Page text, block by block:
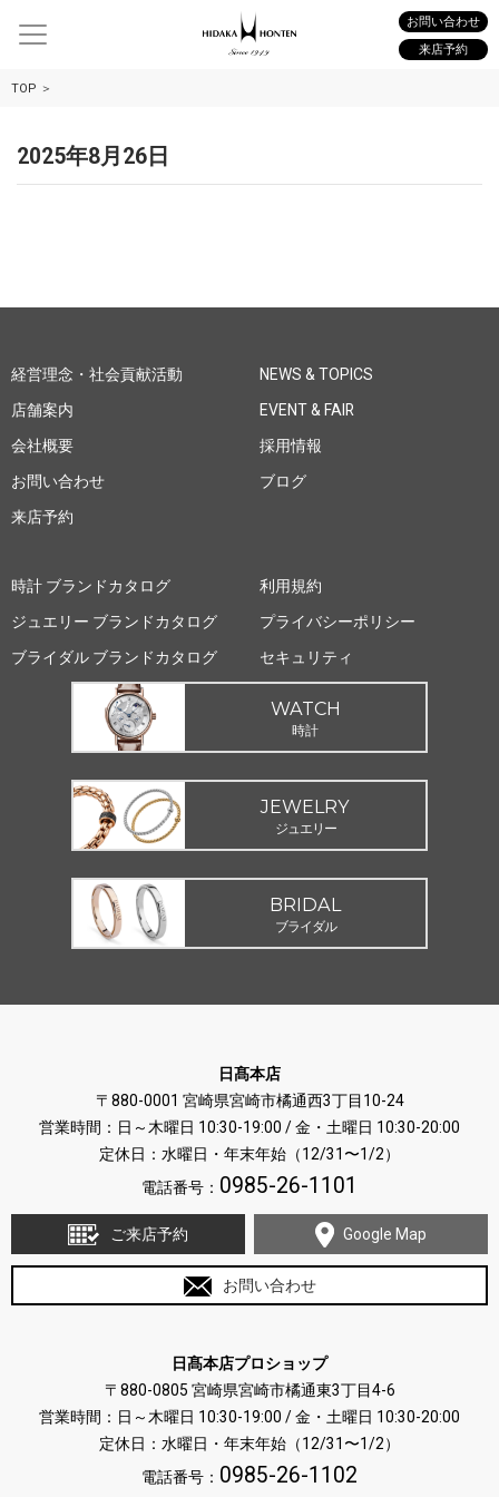
お問い合わせ
来店予約
TOP
2025年8月26日
経営理念・社会貢献活動
店舗案内
会社概要
お問い合わせ
来店予約
NEWS & TOPICS
EVENT & FAIR
採用情報
ブログ
時計 ブランドカタログ
ジュエリー ブランドカタログ
ブライダル ブランドカタログ
利用規約
プライバシーポリシー
セキュリティ
WATCH
時計
JEWELRY
ジュエリー
BRIDAL
ブライダル
日髙本店
〒880-0001 宮崎県宮崎市橘通西3丁目10-24
営業時間：日～木曜日 10:30-19:00 / 金・土曜日 10:30-20:00
定休日：水曜日・年末年始（12/31〜1/2）
電話番号： 0985-26-1101
ご来店予約 Google Map
お問い合わせ
日髙本店プロショップ
〒880-0805 宮崎県宮崎市橘通東3丁目4-6
営業時間：日～木曜日 10:30-19:00 / 金・土曜日 10:30-20:00
定休日：水曜日・年末年始（12/31〜1/2）
電話番号： 0985-26-1102